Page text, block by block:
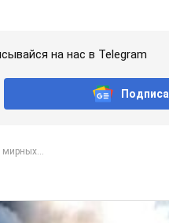
на нас в Telegram